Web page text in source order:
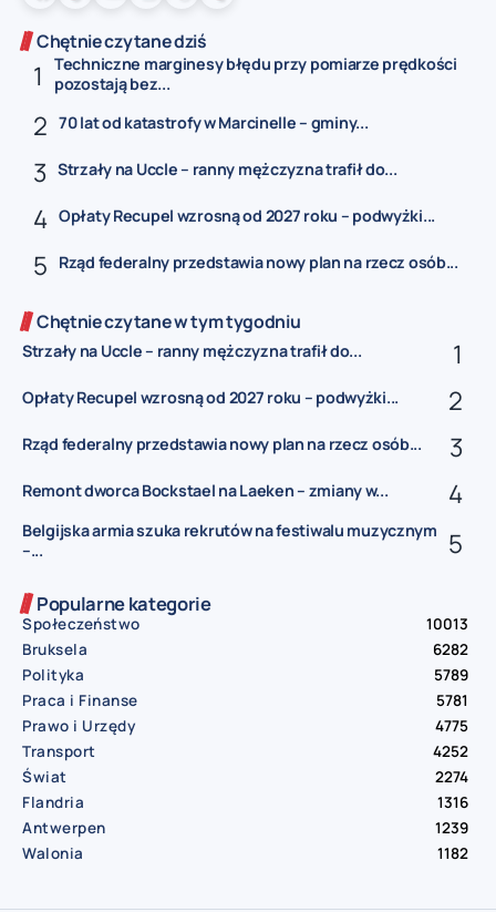
Chętnie czytane dziś
Techniczne marginesy błędu przy pomiarze prędkości
pozostają bez...
70 lat od katastrofy w Marcinelle – gminy...
Strzały na Uccle – ranny mężczyzna trafił do...
Opłaty Recupel wzrosną od 2027 roku – podwyżki...
Rząd federalny przedstawia nowy plan na rzecz osób...
Chętnie czytane w tym tygodniu
Strzały na Uccle – ranny mężczyzna trafił do...
Opłaty Recupel wzrosną od 2027 roku – podwyżki...
Rząd federalny przedstawia nowy plan na rzecz osób...
Remont dworca Bockstael na Laeken – zmiany w...
Belgijska armia szuka rekrutów na festiwalu muzycznym
–...
Popularne kategorie
Społeczeństwo
10013
Bruksela
6282
Polityka
5789
Praca i Finanse
5781
Prawo i Urzędy
4775
Transport
4252
Świat
2274
Flandria
1316
Antwerpen
1239
Walonia
1182